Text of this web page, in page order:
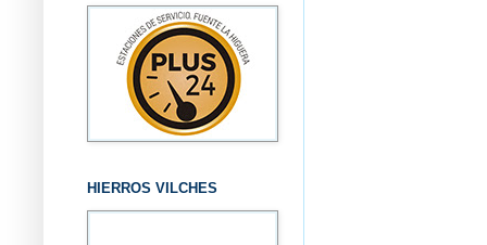
HIERROS VILCHES